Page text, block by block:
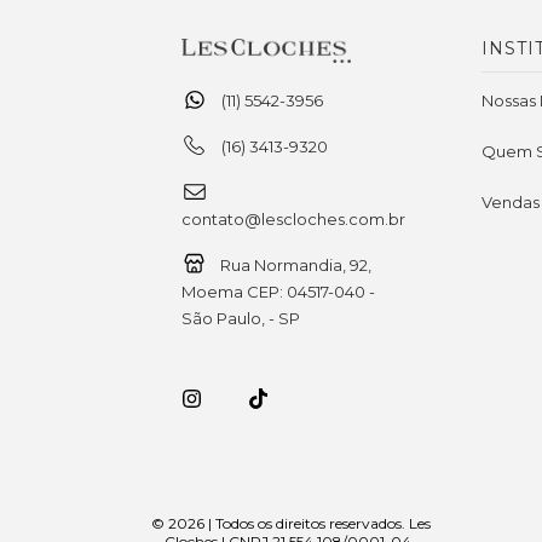
(11) 5542-3956
(16) 3413-9320
contato@lescloches.com.br
Rua Normandia, 92,
Moema CEP: 04517-040 -
São Paulo, - SP
Nossas
Quem
© 2026 | Todos os direitos reservados. Les